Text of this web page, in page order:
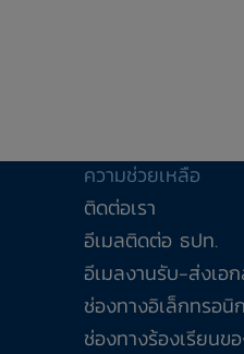
ความช่วยเหลือ
ติดต่อเรา
อีเมลติดต่อ ธปท.
อีเมลงานรับ-ส่งเอ
ช่องทางอิเล็กทรอ
ช่องทางร้องเรียนข